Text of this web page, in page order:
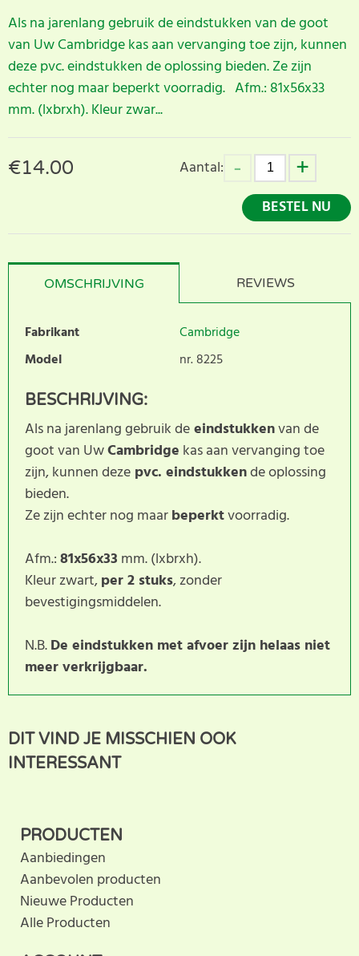
Als na jarenlang gebruik de eindstukken van de goot
van Uw Cambridge kas aan vervanging toe zijn, kunnen
deze pvc. eindstukken de oplossing bieden. Ze zijn
echter nog maar beperkt voorradig. Afm.: 81x56x33
mm. (lxbrxh). Kleur zwar...
€14.00
Aantal:
BESTEL NU
OMSCHRIJVING REVIEWS
Fabrikant
Cambridge
Model
nr. 8225
BESCHRIJVING:
Als na jarenlang gebruik deeindstukkenvan de
goot van UwCambridge kas aan vervanging toe
zijn, kunnen deze pvc. eindstukkende oplossing
bieden.
Ze zijn echter nog maarbeperktvoorradig.
Afm.:81x56x33 mm. (lxbrxh).
Kleur zwart,per 2 stuks, zonder
bevestigingsmiddelen.
N.B.De eindstukken met afvoer zijn helaas niet
meer verkrijgbaar.
SCHRIJF BEOORDELING
Dit product heeft nog geen
klantbeoordeling. U helpt
anderen met hun keuze door uw ervaring te delen.
DIT VIND JE MISSCHIEN OOK
INTERESSANT
PRODUCTEN
Aanbiedingen
Aanbevolen producten
Nieuwe Producten
Alle Producten